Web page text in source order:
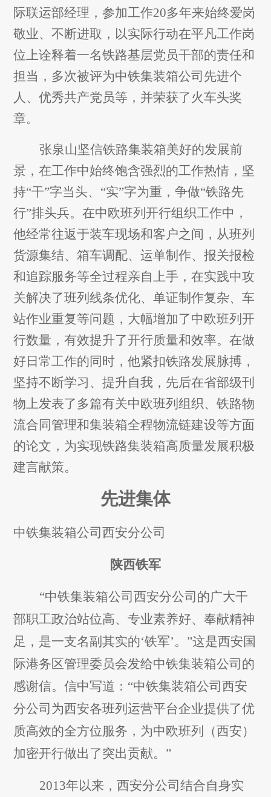
际联运部经理，参加工作20多年来始终爱岗
敬业、不断进取，以实际行动在平凡工作岗
位上诠释着一名铁路基层党员干部的责任和
担当，多次被评为中铁集装箱公司先进个
人、优秀共产党员等，并荣获了火车头奖
章。
张泉山坚信铁路集装箱美好的发展前
景，在工作中始终饱含强烈的工作热情，坚
持“干”字当头、“实”字为重，争做“铁路先
行”排头兵。在中欧班列开行组织工作中，
他经常往返于装车现场和客户之间，从班列
货源集结、箱车调配、运单制作、报关报检
和追踪服务等全过程亲自上手，在实践中攻
关解决了班列线条优化、单证制作复杂、车
站作业重复等问题，大幅增加了中欧班列开
行数量，有效提升了开行质量和效率。在做
好日常工作的同时，他紧扣铁路发展脉搏，
坚持不断学习、提升自我，先后在省部级刊
物上发表了多篇有关中欧班列组织、铁路物
流合同管理和集装箱全程物流链建设等方面
的论文，为实现铁路集装箱高质量发展积极
建言献策。
先进集体
中铁集装箱公司西安分公司
陕西铁军
“中铁集装箱公司西安分公司的广大干
部职工政治站位高、专业素养好、奉献精神
足，是一支名副其实的‘铁军’。”这是西安国
际港务区管理委员会发给中铁集装箱公司的
感谢信。信中写道：“中铁集装箱公司西安
分公司为西安各班列运营平台企业提供了优
质高效的全方位服务，为中欧班列（西安）
加密开行做出了突出贡献。”
2013年以来，西安分公司结合自身实